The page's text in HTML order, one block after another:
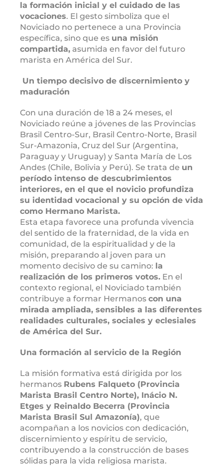
la formación inicial y el cuidado de las
vocaciones. El gesto simboliza que el
Noviciado no pertenece a una Provincia
específica, sino que es una misión
compartida, asumida en favor del futuro
marista en América del Sur.
Un tiempo decisivo de discernimiento y
maduración
Con una duración de 18 a 24 meses, el
Noviciado reúne a jóvenes de las Provincias
Brasil Centro-Sur, Brasil Centro-Norte, Brasil
Sur-Amazonia, Cruz del Sur (Argentina,
Paraguay y Uruguay) y Santa María de Los
Andes (Chile, Bolivia y Perú). Se trata de un
período intenso de descubrimientos
interiores, en el que el novicio profundiza
su identidad vocacional y su opción de vida
como Hermano Marista.
Esta etapa favorece una profunda vivencia
del sentido de la fraternidad, de la vida en
comunidad, de la espiritualidad y de la
misión, preparando al joven para un
momento decisivo de su camino: la
realización de los primeros votos. En el
contexto regional, el Noviciado también
contribuye a formar Hermanos con una
mirada ampliada, sensibles a las diferentes
realidades culturales, sociales y eclesiales
de América del Sur.
Una formación al servicio de la Región
La misión formativa está dirigida por los
hermanos Rubens Falqueto (Provincia
Marista Brasil Centro Norte), Inácio N.
Etges y Reinaldo Becerra (Provincia
Marista Brasil Sul Amazonía), que
acompañan a los novicios con dedicación,
discernimiento y espíritu de servicio,
contribuyendo a la construcción de bases
sólidas para la vida religiosa marista.